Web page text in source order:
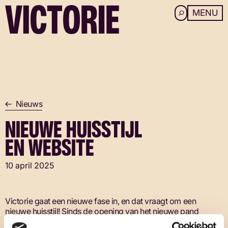
MENU
Nieuws
NIEUWE HUISSTIJL
EN WEBSITE
10 april 2025
Victorie gaat een nieuwe fase in, en dat vraagt om een
nieuwe huisstijl! Sinds de opening van het nieuwe pand
in 2017 breekt het poppodium jaar na jaar records wat